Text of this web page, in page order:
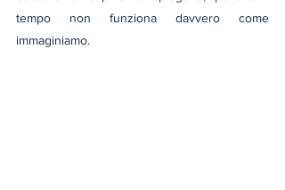
tempo non funziona davvero come
immaginiamo.